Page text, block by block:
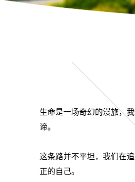
生命是一场奇幻的漫旅，
谛。
这条路并不平坦，我们在
正的自己。